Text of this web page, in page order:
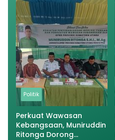
Politik
Perkuat Wawasan
Kebangsaan, Muniruddin
Ritonga Dorong